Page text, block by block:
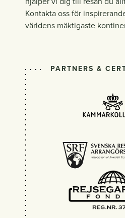
Kontakta oss för
världens mäktigaste
PARTNERS &